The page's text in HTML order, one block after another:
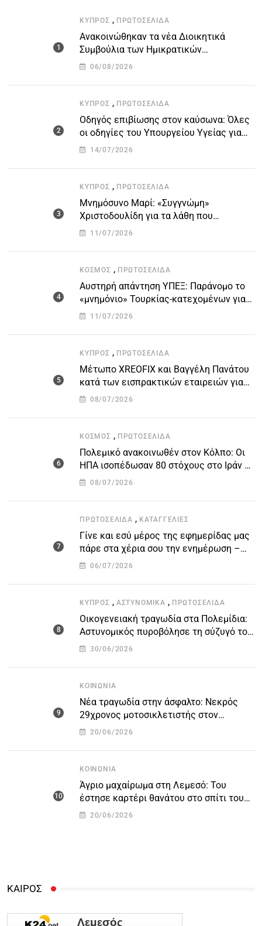
ΚΎΠΡΟΣ , ΠΡΩΤΟΣΈΛΙΔΑ
Ανακοινώθηκαν τα νέα Διοικητικά
Συμβούλια των Ημικρατικών
Οργανισμών – Όλη η λίστα με τα
06/08/2026
ΚΎΠΡΟΣ , ΠΡΩΤΟΣΈΛΙΔΑ
Οδηγός επιβίωσης στον καύσωνα: Όλες
οι οδηγίες του Υπουργείου Υγείας για
τις υψηλές θερμοκρασίες
14/07/2026
ΚΎΠΡΟΣ , ΠΡΩΤΟΣΈΛΙΔΑ
Μνημόσυνο Μαρί: «Συγγνώμη»
Χριστοδουλίδη για τα λάθη που
οδήγησαν στην τραγωδία
11/07/2026
ΚΌΣΜΟΣ , ΠΡΩΤΟΣΈΛΙΔΑ
Αυστηρή απάντηση ΥΠΕΞ: Παράνομο το
«μνημόνιο» Τουρκίας-κατεχομένων για
τον υποθαλάσσιο αγωγό
11/07/2026
ΚΎΠΡΟΣ , ΠΡΩΤΟΣΈΛΙΔΑ
Μέτωπο XREOFIX και Βαγγέλη Πανάτου
κατά των εισπρακτικών εταιρειών για
την προστασία των δανειοληπτών
08/07/2026
ΚΌΣΜΟΣ , ΠΡΩΤΟΣΈΛΙΔΑ
Πολεμικό ανακοινωθέν στον Κόλπο: Οι
ΗΠΑ ισοπέδωσαν 80 στόχους στο Ιράν –
Μπαράζ επιθέσεων σε αμερικανικές
08/07/2026
ΠΡΩΤΟΣΈΛΙΔΑ , ΚΑΤΑΓΓΕΛΙΕΣ
Γίνε και εσύ μέρος της εφημερίδας μας
πάρε στα χέρια σου την ενημέρωση –
στείλε το δικό σου άρθρο την δική σου
06/07/2026
ΚΎΠΡΟΣ , ΑΣΤΥΝΟΜΙΚΆ , ΠΡΩΤΟΣΈΛΙΔΑ
Οικογενειακή τραγωδία στα Πολεμίδια:
Αστυνομικός πυροβόλησε τη σύζυγό του
και αυτοκτόνησε
30/06/2026
ΚΟΙΝΩΝΊΑ
Νέα τραγωδία στην άσφαλτο: Νεκρός
29χρονος μοτοσικλετιστής στον
αυτοκινητόδρομο Πάφου – Λεμεσού
20/06/2026
ΚΟΙΝΩΝΊΑ
Άγριο μαχαίρωμα στη Λεμεσό: Του
έστησε καρτέρι θανάτου στο σπίτι του
για προσωπικές διαφορές – Στο
20/06/2026
ΚΑΙΡΟΣ